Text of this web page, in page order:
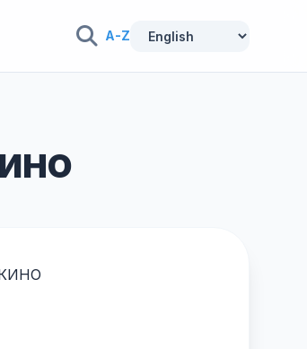
A-Z